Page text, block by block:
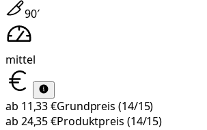
90′
mittel
ab 11,33 €Grundpreis (14/15)
ab 24,35 €Produktpreis (14/15)